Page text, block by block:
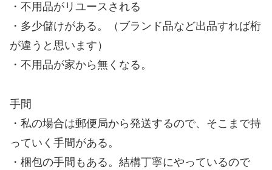
・不用品がリユースされる
・多少儲けがある。（ブランド品など出品すれば桁
が違うと思います）
・不用品が家から無くなる。
手間
・私の場合は郵便局から発送するので、そこまで持
っていく手間がある。
・梱包の手間もある。結構丁寧にやっているので